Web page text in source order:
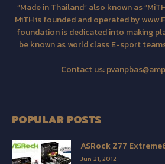
“Made in Thailand” also known as
MiTH is founded and operated by
foundation is dedicated into making
be known as world class E-sport
Contact us:
POPULAR POSTS
ASRock Z77
Jun 21, 2012